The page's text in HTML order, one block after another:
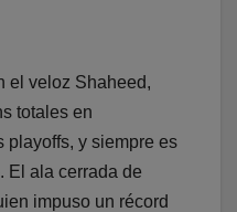
el veloz Shaheed,
totales en
y siempre es
El ala cerrada de
impuso un récord